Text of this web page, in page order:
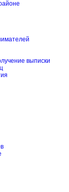
выписки